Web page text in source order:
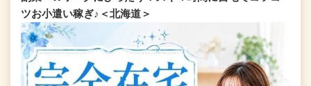
ツお小遣い稼ぎ♪＜北海道＞